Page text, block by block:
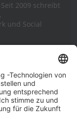
2009 schreibt
und Social